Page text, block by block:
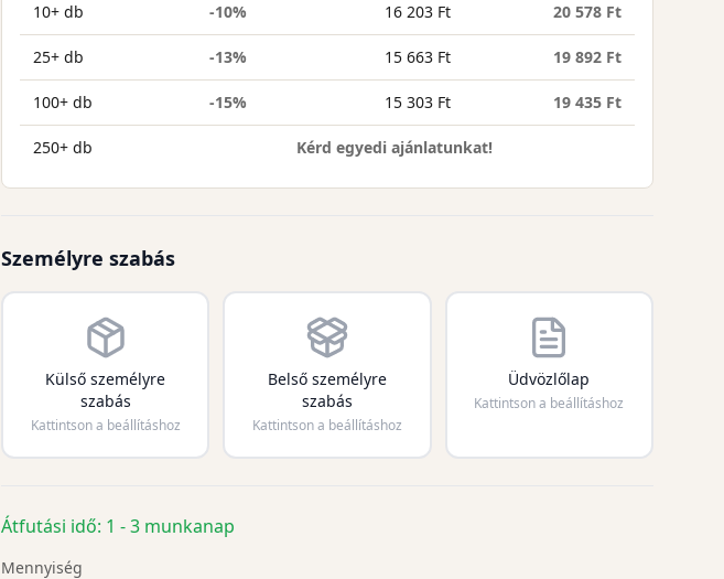
10+ db -10% 16 203 Ft 20 578 Ft
25+ db -13% 15 663 Ft 19 892 Ft
100+ db -15% 15 303 Ft 19 435 Ft
250+ db Kérd egyedi ajánlatunkat!
Személyre szabás
Külső személyre
szabás
Kattintson a beállításhoz
Belső személyre
szabás
Kattintson a beállításhoz
Üdvözlőlap
Kattintson a beállításhoz
Átfutási idő: 1 - 3 munkanap
Mennyiség